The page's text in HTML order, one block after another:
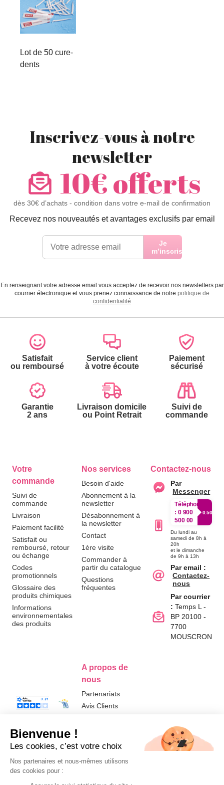
Lot de 50 cure-
dents
Inscrivez-vous à notre
newsletter
10€ offerts
dès 30€ d’achats - condition dans votre e-mail de confirmation
Recevez nos nouveautés et avantages exclusifs par email
Je
m’inscris
En renseignant votre adresse email vous acceptez de recevoir nos newsletters par
courrier électronique et vous prenez connaissance de notre politique de
confidentialité
Satisfait
ou remboursé
Service client
à votre écoute
Paiement
sécurisé
Garantie
2 ans
Livraison domicile
ou Point Retrait
Suivi de
commande
Votre
commande
Suivi de
commande
Livraison
Paiement facilité
Satisfait ou
remboursé, retour
ou échange
Codes
promotionnels
Glossaire des
produits chimiques
Informations
environnementales
des produits
Nos services
Besoin d'aide
Abonnement à la
newsletter
Désabonnement à
la newsletter
Contact
1ère visite
Commander à
partir du catalogue
Questions
fréquentes
A propos de
nous
Partenariats
Avis Clients
Contactez-nous
Par
Messenger
Téléphone
: 0 900
500 00
0.50€/
Du lundi au
samedi de 8h à
20h
et le dimanche
de 9h à 13h
Par email :
Contactez-
nous
Par courrier
: Temps L -
BP 20100 -
7700
MOUSCRON
Données
personnelles et
Paramétrer
les cookies
légales
Conditions
générales de